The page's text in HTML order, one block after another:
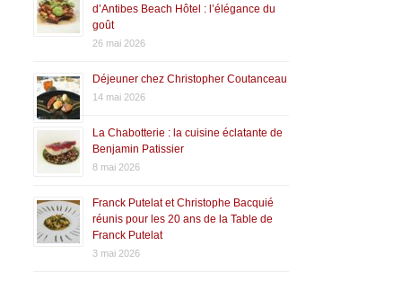
d’Antibes Beach Hôtel : l’élégance du
goût
26 mai 2026
Déjeuner chez Christopher Coutanceau
14 mai 2026
La Chabotterie : la cuisine éclatante de
Benjamin Patissier
8 mai 2026
Franck Putelat et Christophe Bacquié
réunis pour les 20 ans de la Table de
Franck Putelat
3 mai 2026